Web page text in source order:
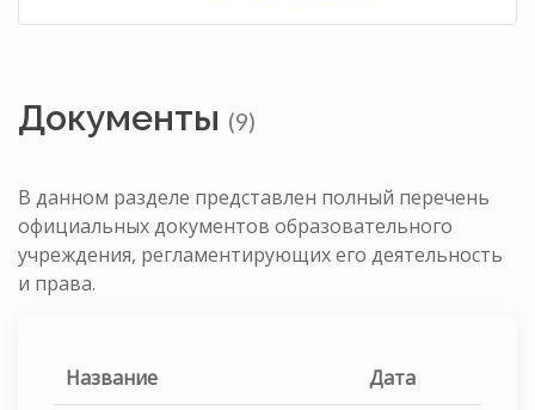
Документы (9)
В данном разделе представлен полный перечень
официальных документов образовательного
учреждения, регламентирующих его деятельность
и права.
Название Дата